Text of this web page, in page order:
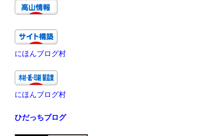
にほんブログ村
にほんブログ村
ひだっちブログ